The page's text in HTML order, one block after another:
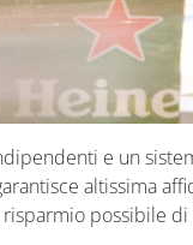
e un
altissima
risparmio possibile